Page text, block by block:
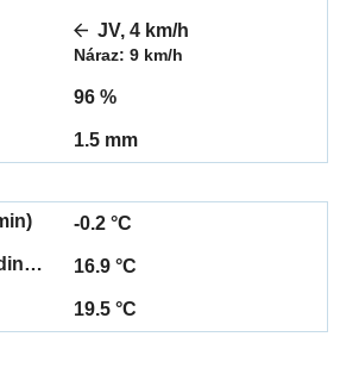
JV, 4 km/h
Náraz: 9 km/h
96 %
1.5 mm
-0.2 °C
16.9 °C
19.5 °C